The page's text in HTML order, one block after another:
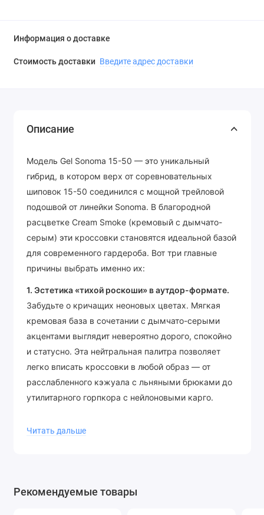
Информация о доставке
Стоимость доставки Введите адрес доставки
Описание
Модель Gel Sonoma 15-50 — это уникальный
гибрид, в котором верх от соревновательных
шиповок 15-50 соединился с мощной трейловой
подошвой от линейки Sonoma. В благородной
расцветке Cream Smoke (кремовый с дымчато-
серым) эти кроссовки становятся идеальной базой
для современного гардероба. Вот три главные
причины выбрать именно их:
1. Эстетика «тихой роскоши» в аутдор-формате.
Забудьте о кричащих неоновых цветах. Мягкая
кремовая база в сочетании с дымчато-серыми
акцентами выглядит невероятно дорого, спокойно
и статусно. Эта нейтральная палитра позволяет
легко вписать кроссовки в любой образ — от
расслабленного кэжуала с льняными брюками до
утилитарного горпкора с нейлоновыми карго.
кроссовка выполнен из плотной, но дышащей
от уличной пыли и мелких брызг, сохраняя при
Читать дальше
Рекомендуемые товары